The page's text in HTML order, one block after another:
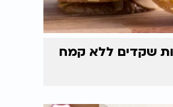
שקדים ללא קמח